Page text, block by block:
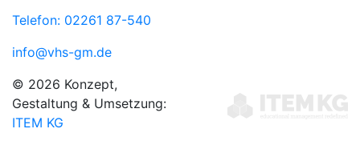
Telefon: 02261 87-540
info@vhs-gm.de
© 2026 Konzept,
Gestaltung & Umsetzung:
ITEM KG